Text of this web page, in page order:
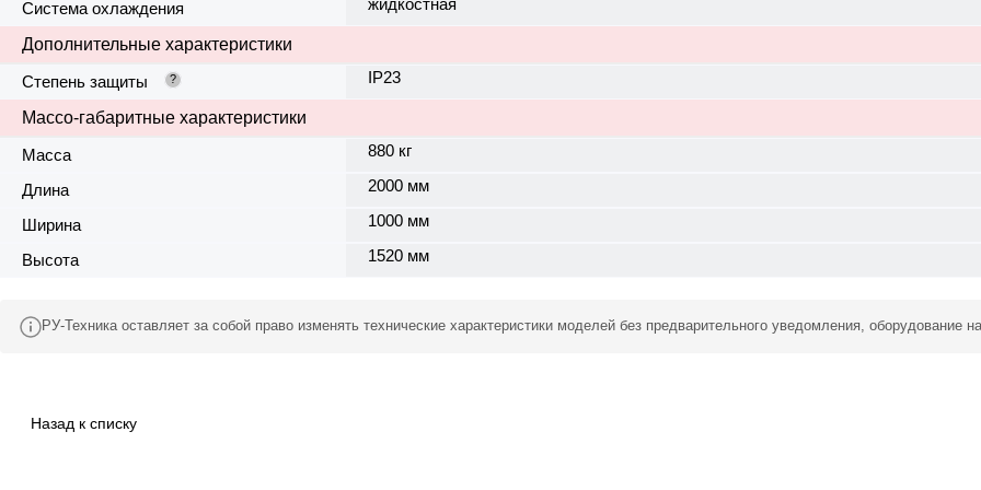
Система охлаждения
жидкостная
Дополнительные характеристики
Степень защиты
? IP23
Массо-габаритные характеристики
Масса
880 кг
Длина 2000 мм
Ширина 1000 мм
Высота 1520 мм
РУ-Техника оставляет за собой право изменять технические характеристики моделей без предварительного уведомления, оборудование
Назад к списку